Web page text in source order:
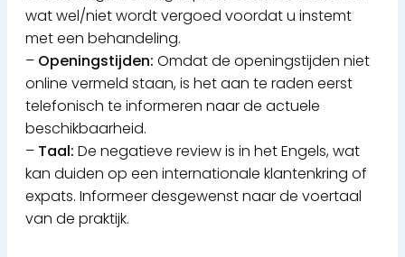
wat wel/niet wordt vergoed voordat u instemt
met een behandeling.
– Openingstijden: Omdat de openingstijden niet
online vermeld staan, is het aan te raden eerst
telefonisch te informeren naar de actuele
beschikbaarheid.
– Taal: De negatieve review is in het Engels, wat
kan duiden op een internationale klantenkring of
expats. Informeer desgewenst naar de voertaal
van de praktijk.